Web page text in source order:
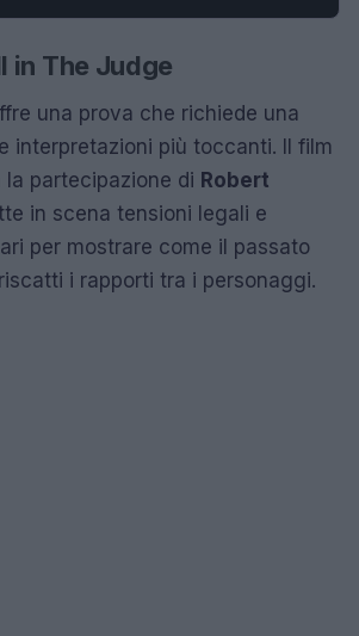
in The Judge
una prova che richiede una
interpretazioni più toccanti. Il film
la partecipazione di Robert
in scena tensioni legali e
per mostrare come il passato
i rapporti tra i personaggi.